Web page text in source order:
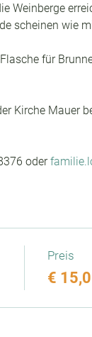
Weinberge
scheinen wie
für
Kirche Mauer
oder
Preis
€